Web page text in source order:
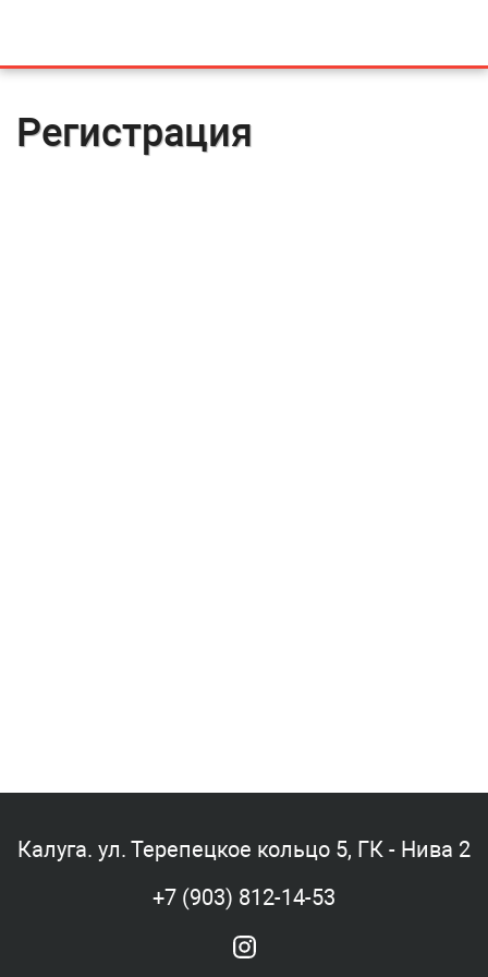
Регистрация
Калуга. ул. Терепецкое кольцо 5, ГК - Нива 2
+7 (903) 812-14-53